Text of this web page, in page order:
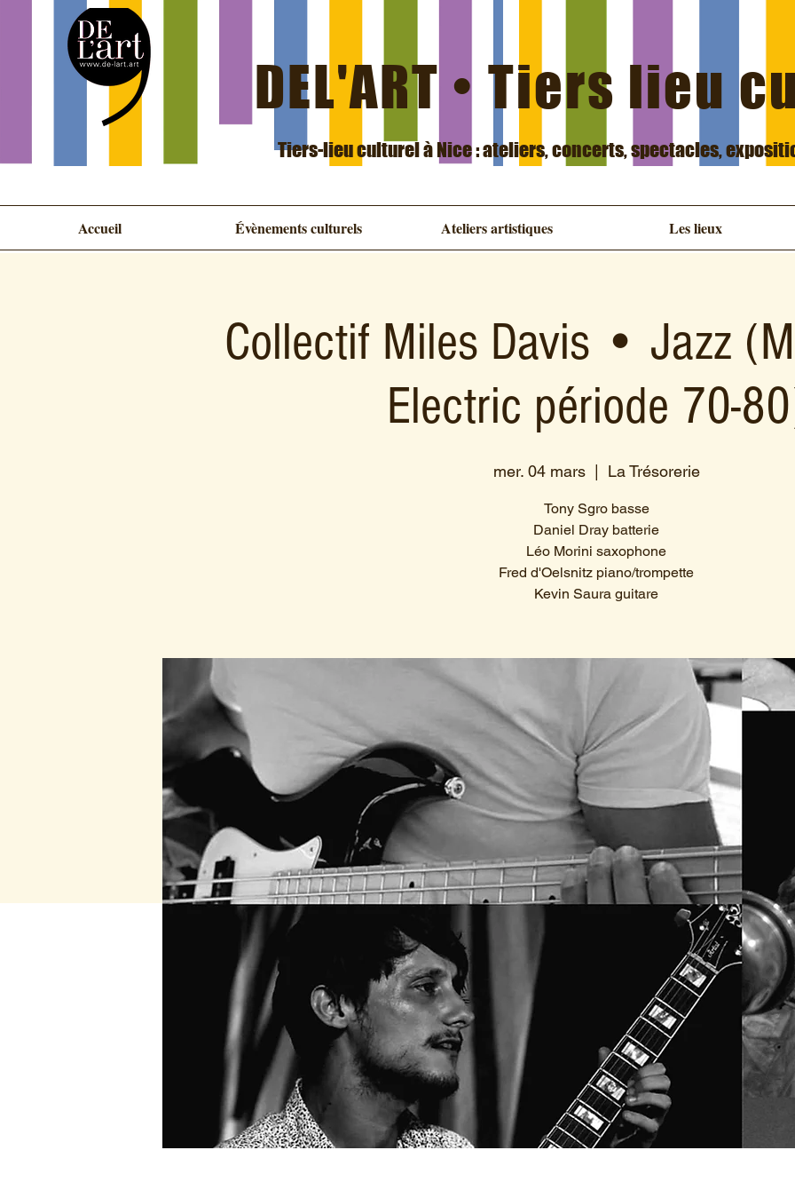
DEL'ART • Tiers lieu
Tiers-lieu culturel à Nice : ateliers, concerts, spectacles,
Accueil Évènements culturels Ateliers artistiques Les lieux
Collectif Miles Davis • Jazz
Electric période 70-
mer. 04 mars
  |
La Trésorerie
Tony Sgro basse
Daniel Dray batterie
Léo Morini saxophone
Fred d'Oelsnitz piano/trompette
Kevin Saura guitare